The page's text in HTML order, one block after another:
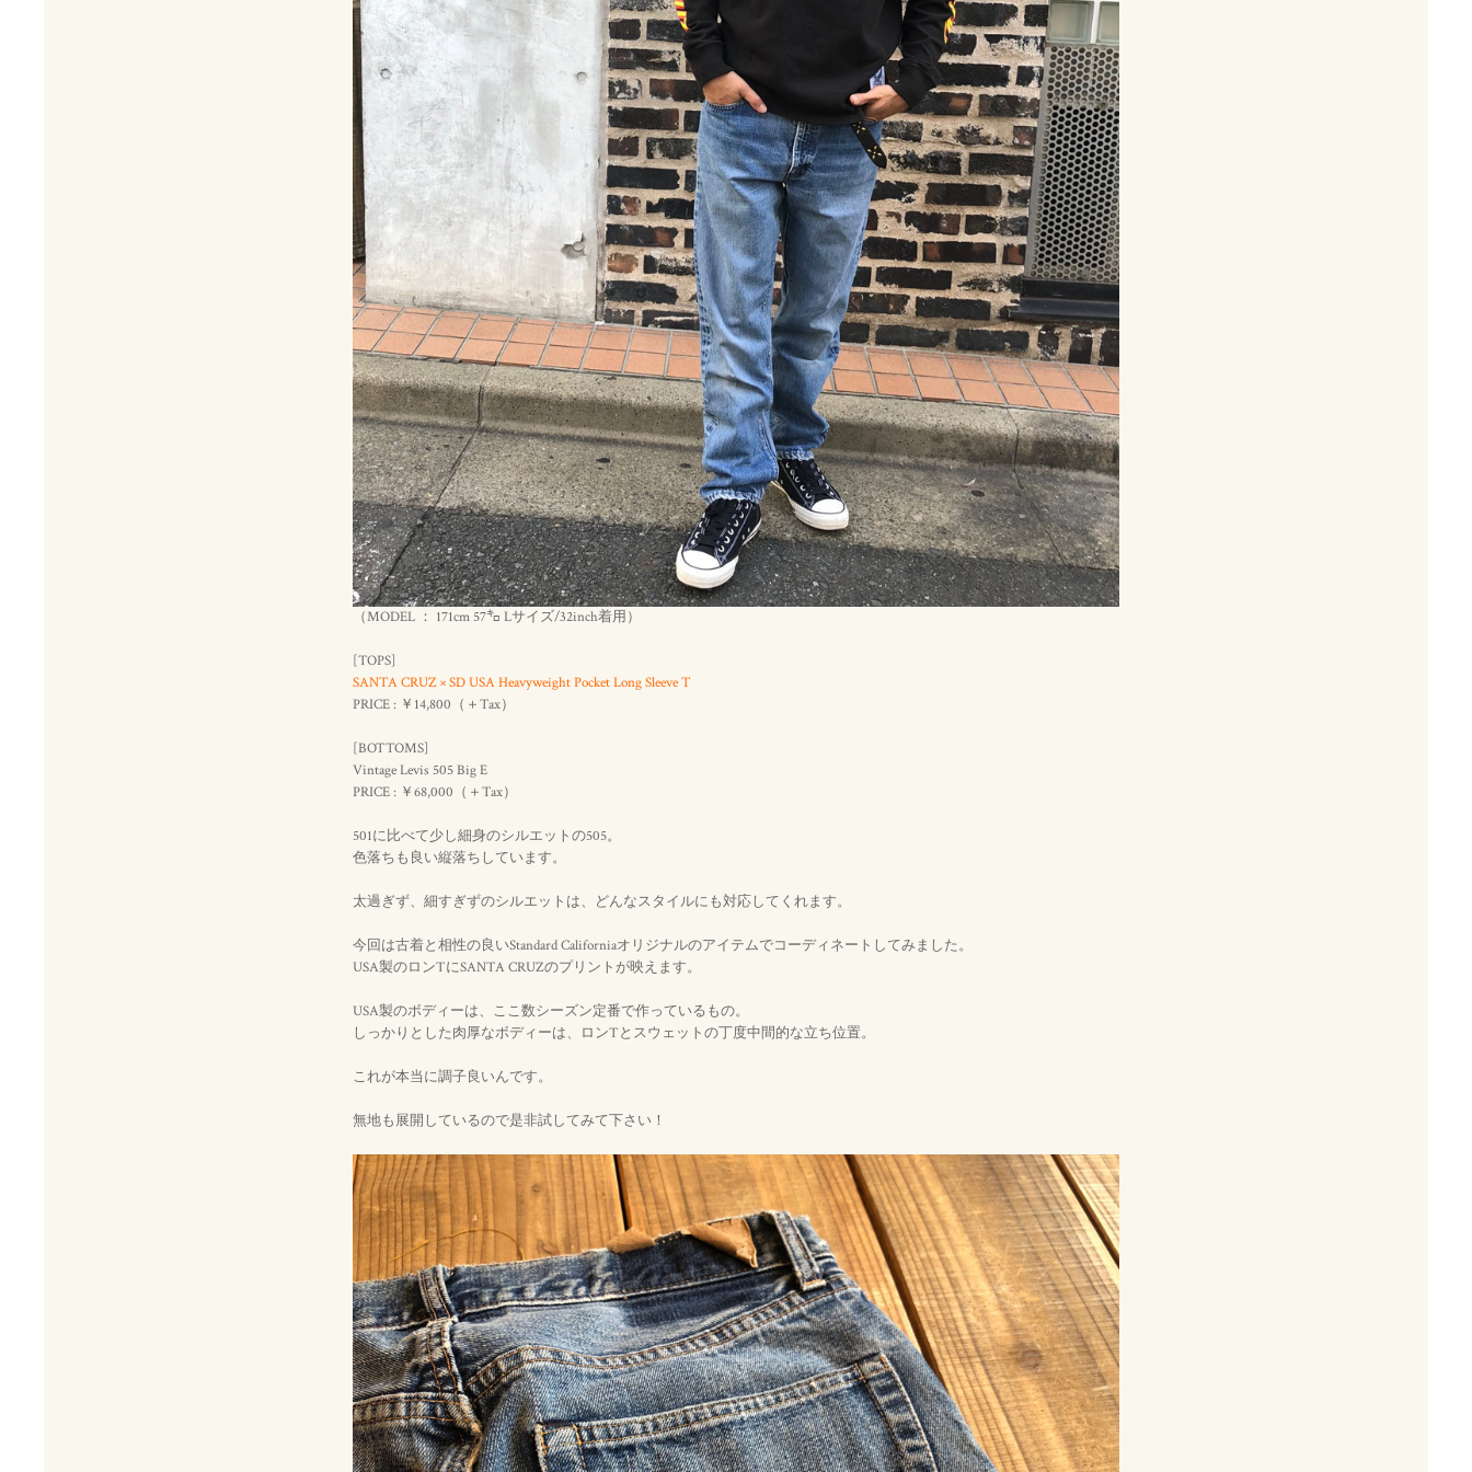
（MODEL ： 171cm 57㌔ Lサイズ/32inch着用）
[TOPS]
SANTA CRUZ × SD USA Heavyweight Pocket Long Sleeve T
PRICE : ￥14,800（＋Tax）
[BOTTOMS]
Vintage Levis 505 Big E
PRICE : ￥68,000（＋Tax）
501に比べて少し細身のシルエットの505。
色落ちも良い縦落ちしています。
太過ぎず、細すぎずのシルエットは、どんなスタイルにも対応してくれます。
今回は古着と相性の良いStandard Californiaオリジナルのアイテムでコーディネートしてみました。
USA製のロンTにSANTA CRUZのプリントが映えます。
USA製のボディーは、ここ数シーズン定番で作っているもの。
しっかりとした肉厚なボディーは、ロンTとスウェットの丁度中間的な立ち位置。
これが本当に調子良いんです。
無地も展開しているので是非試してみて下さい！